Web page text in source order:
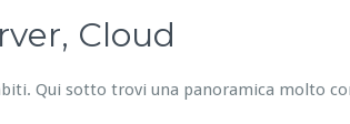
Cloud
Qui sotto trovi una panoramica molto